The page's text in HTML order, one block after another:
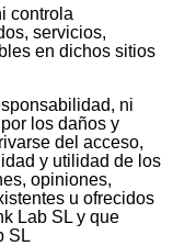
controla
servicios,
en dichos sitios
ni
los daños y
del acceso,
y utilidad de los
opiniones,
u ofrecidos
Lab SL y que
SL